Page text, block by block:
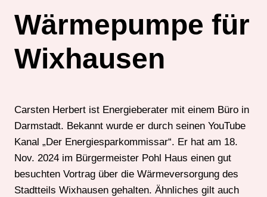
Wärmepumpe für
Wixhausen
Carsten Herbert ist Energieberater mit einem Büro in
Darmstadt. Bekannt wurde er durch seinen YouTube
Kanal „Der Energiesparkommissar“. Er hat am 18.
Nov. 2024 im Bürgermeister Pohl Haus einen gut
besuchten Vortrag über die Wärmeversorgung des
Stadtteils Wixhausen gehalten. Ähnliches gilt auch